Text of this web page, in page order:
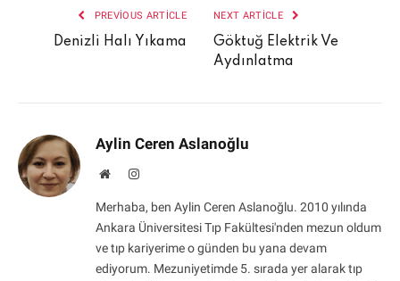
PREVIOUS ARTICLE
Denizli Halı Yıkama
NEXT ARTICLE
Göktuğ Elektrik Ve
Aydınlatma
Aylin Ceren Aslanoğlu
WebsiteInstagram
Merhaba, ben Aylin Ceren Aslanoğlu. 2010 yılında
Ankara Üniversitesi Tıp Fakültesi'nden mezun oldum
ve tıp kariyerime o günden bu yana devam
ediyorum. Mezuniyetimde 5. sırada yer alarak tıp